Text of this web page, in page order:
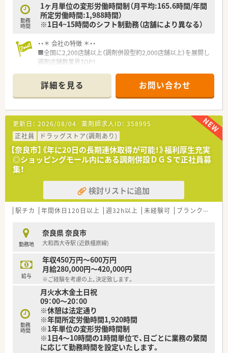
勤務
時間
1ヶ月単位の変形労働時間制（月平均:165.6時間/年間
所定労働時間:1,988時間）
※1日4~15時間のシフト制勤務（店舗により異なる）
・・＊ 会社の特徴 ＊・・
■全国に2,200店舗以上（調剤併設型約2,000店舗以上）を展開し
調剤店舗数業界TOP！
頑張り次第で高給与も可能！
■経験や勤務コースによりますが、経験の少ない方でも500万前
半スタートと業界TOP水準！
■職種や職域に合わせ、豊富な社内研修や外部組織と連携した研
修を用意されています
■薬剤師が中心の会社だからこそ活躍できるキャリアパスが多
種多様に用意されています。
■店舗拡大に伴い、エリアマネジャーや営業部長等のマネジメン
トのポジションも増えます。
■在宅や教育等の専門性を活かせるスペシャリストを目指すこ
■その他にも、管理部門や商品部門等の本社スタッフなど活動領
域は多種多様です。
■在宅実施店舗は年々増加しており、在宅医療へもしっかりと関
わる事ができます。
時短勤務ができるよう変更予定です。
■年間休日が120日とワークライフバランスが整っています
■日用品から常備薬まで、従業員割引制度など嬉しいメリットも
たくさんあります！
詳細を見る お問い合わせ
更新日： 2026/08/04 薬剤師求人ID： 358995
正社員
ドラッグストア(調剤あり)
【奈良市】《年に20日の長期連休取得が可能！》福利厚生充実
◎ショッピングモール内にある調剤併設ＤＧＳで正社員募
集！
検討リストに追加
駅チカ 年間休日120日以上 週32h以上 未経験可 ブランク可
勤務地
奈良県 奈良市
大和西大寺駅 (近鉄橿原線)
給与
年収450万円～600万円
月給280,000円～420,000円
※ご経験を考慮の上、決定致します。
勤務
時間
月火水木金土日祝
09：00～20：00
※休憩は法定通り
※年間所定労働時間1,920時間
※1年単位の変形労働時間制
※1日4～10時間の1時間単位で、日ごとに業務の繁閑
に応じて勤務時間を設定いたします。